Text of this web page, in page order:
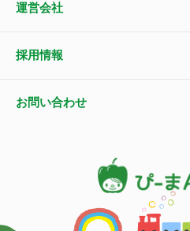
運営会社
採用情報
お問い合わせ